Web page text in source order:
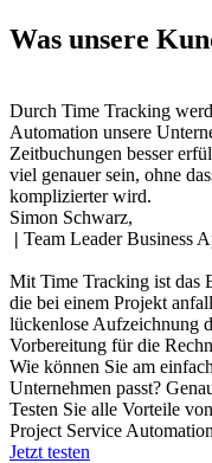
Was unsere
Durch Time Tracking
Automation unsere
Zeitbuchungen besser
viel genauer sein, ohne
komplizierter wird.
Simon Schwarz,
| Team Leader Business
Mit Time Tracking ist das
die bei einem Projekt
lückenlose Aufzeichnung
Vorbereitung für die
Wie können Sie am
Unternehmen passt?
Testen Sie alle Vorteile
Project Service
Jetzt testen